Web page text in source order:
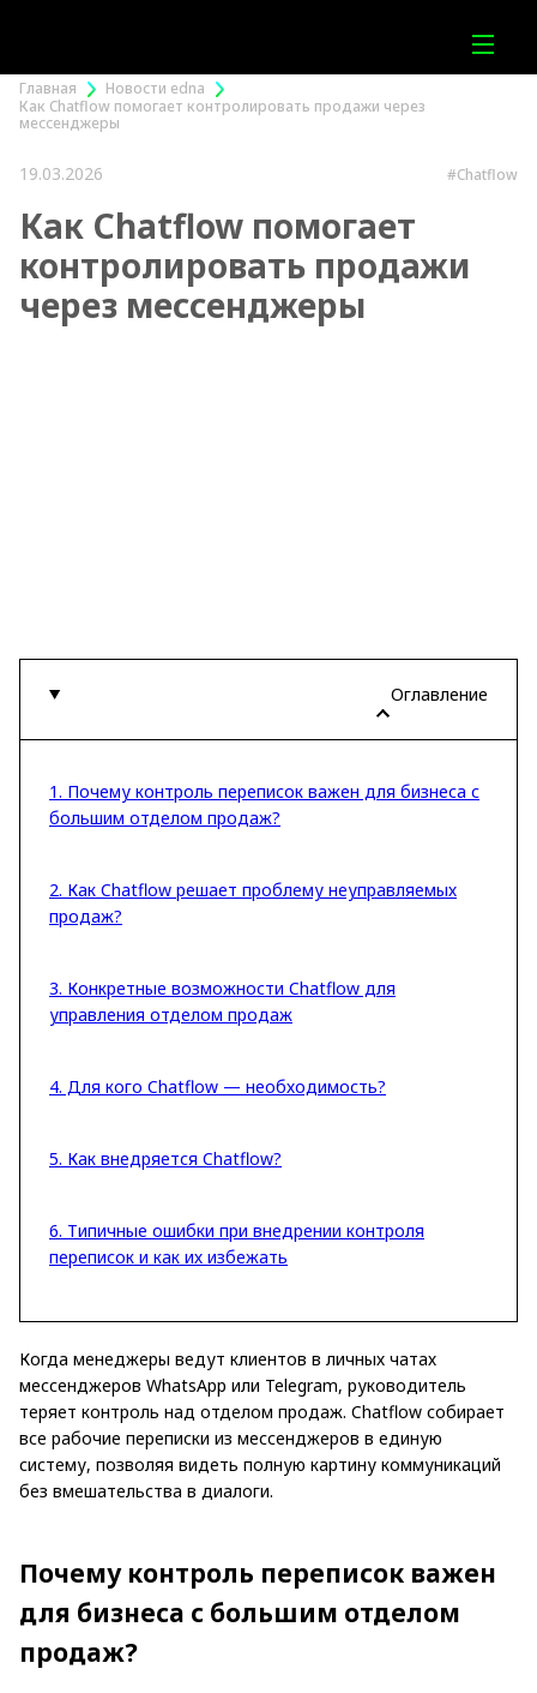
Главная
Новости edna
Как Chatflow помогает контролировать продажи через
мессенджеры
19.03.2026 #Chatflow
Как Chatflow помогает
контролировать продажи
через мессенджеры
Оглавление
1. Почему контроль переписок важен для бизнеса с
большим отделом продаж?
2. Как Chatflow решает проблему неуправляемых
продаж?
3. Конкретные возможности Chatflow для
управления отделом продаж
4. Для кого Chatflow — необходимость?
5. Как внедряется Chatflow?
6. Типичные ошибки при внедрении контроля
переписок и как их избежать
Когда менеджеры ведут клиентов в личных чатах
мессенджеров WhatsApp или Telegram, руководитель
теряет контроль над отделом продаж. Chatflow собирает
все рабочие переписки из мессенджеров в единую
систему, позволяя видеть полную картину коммуникаций
без вмешательства в диалоги.
Почему контроль переписок важен
для бизнеса с большим отделом
продаж?